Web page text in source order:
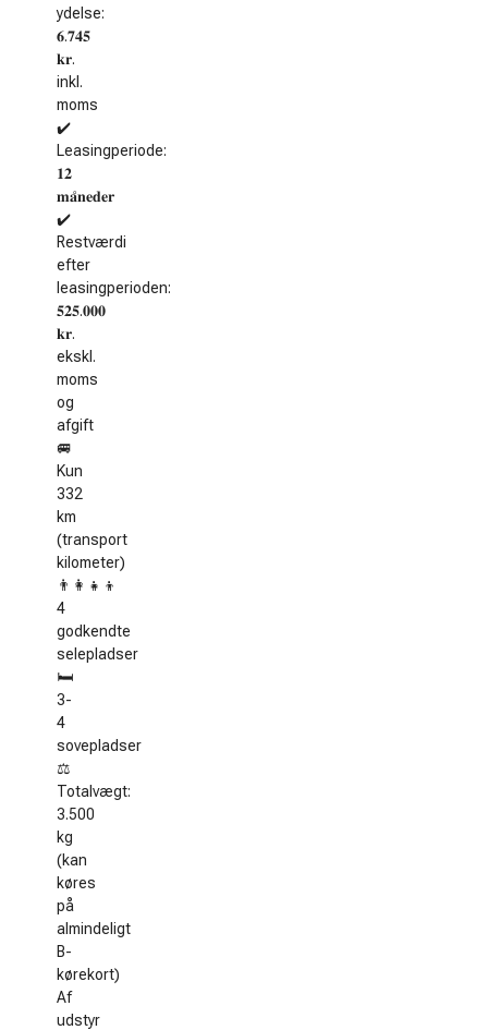
ydelse:
𝟔.𝟕𝟒𝟓
𝐤𝐫.
inkl.
moms
✔️
Leasingperiode:
𝟏𝟐
𝐦𝐚̊𝐧𝐞𝐝𝐞𝐫
✔️
Restværdi
efter
leasingperioden:
𝟓𝟐𝟓.𝟎𝟎𝟎
𝐤𝐫.
ekskl.
moms
og
afgift
🚐
Kun
332
km
(transport
kilometer)
👨‍👩‍👧‍👦
4
godkendte
selepladser
🛏️
3-
4
sovepladser
⚖️
Totalvægt:
3.500
kg
(kan
køres
på
almindeligt
B-
kørekort)
Af
udstyr